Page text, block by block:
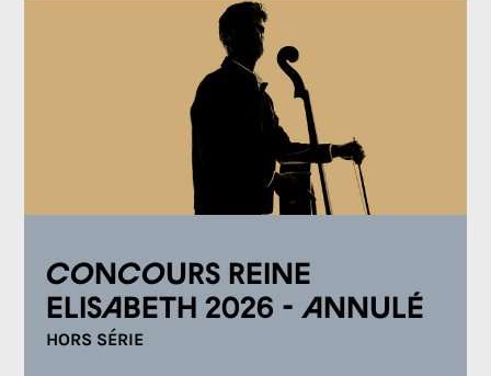
Concours Reine
Elisabeth 2026 - ANNULÉ
HORS SÉRIE